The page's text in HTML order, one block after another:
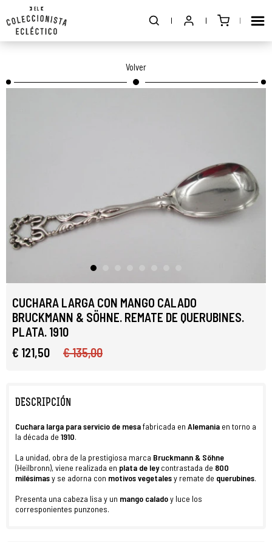
Volver
CUCHARA LARGA CON MANGO CALADO
BRUCKMANN & SÖHNE. REMATE DE QUERUBINES.
PLATA. 1910
€ 121,50
€ 135,00
DESCRIPCIÓN
Cuchara larga para servicio de mesafabricada en Alemania en torno a
la década de 1910.
La unidad, obra de la prestigiosa marca Bruckmann & Söhne
(Heilbronn), viene realizada en plata de leycontrastada de 800
milésimasy se adorna con motivos vegetalesy remate de querubines.
Presenta una cabeza lisa y un mango caladoy luce los
corresponientes punzones.